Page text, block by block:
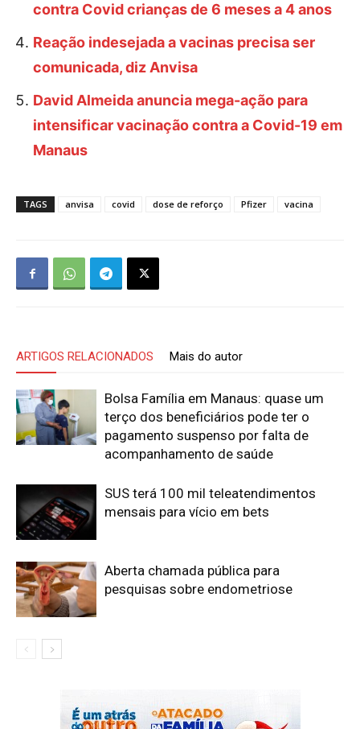
contra Covid crianças de 6 meses a 4 anos
Reação indesejada a vacinas precisa ser
comunicada, diz Anvisa
David Almeida anuncia mega-ação para
intensificar vacinação contra a Covid-19 em
Manaus
TAGS anvisa covid dose de reforço Pfizer vacina
ARTIGOS RELACIONADOS Mais do autor
Bolsa Família em Manaus: quase um
terço dos beneficiários pode ter o
pagamento suspenso por falta de
acompanhamento de saúde
SUS terá 100 mil teleatendimentos
mensais para vício em bets
Aberta chamada pública para
pesquisas sobre endometriose